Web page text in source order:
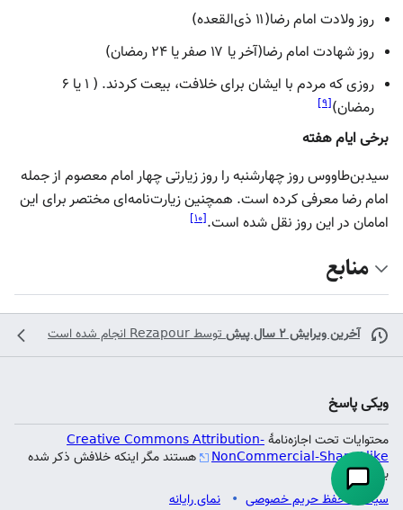
روز ولادت امام رضا(۱۱ ذی‌القعده)
روز شهادت امام رضا(آخر یا ۱۷ صفر یا ۲۴ رمضان)
روزی که مردم با ایشان برای خلافت، بیعت کردند. ( ۱ یا ۶
رمضان)[۹]
برخی ایام هفته
سیدبن‌طاووس روز چهارشنبه را روز زیارتی چهار امام معصوم از جمله
امام رضا معرفی کرده است. همچنین زیارت‌نامه‌ای‌ مختصر برای این
امامان در این روز نقل شده است.[۱۰]
منابع
آخرین ویرایش ۲ سال پیش توسطRezapourانجام شده است
ویکی پاسخ
محتوایات تحت اجازه‌نامهٔCreative Commons Attribution-
NonCommercial-ShareAlike
هستند مگر اینکه خلافش ذکر شده
باشد.
سیاست حفظ حریم خصوصی
نمای رایانه